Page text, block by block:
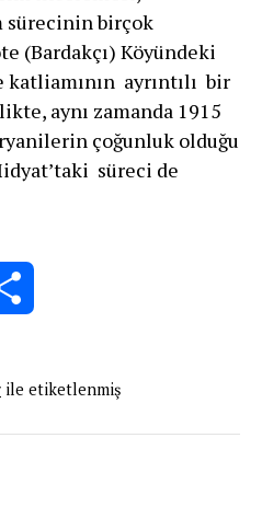
sürecinin birçok
(Bardakçı) Köyündeki
ayrıntılı bir
aynı zamanda 1915
çoğunluk olduğu
süreci de
ile etiketlenmiş